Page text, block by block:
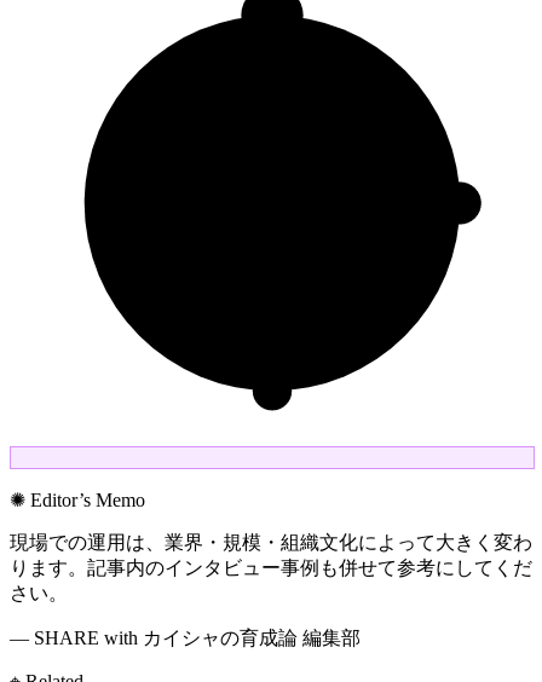
✺ Editor’s Memo
現場での運用は、業界・規模・組織文化によって大きく変わ
ります。記事内のインタビュー事例も併せて参考にしてくだ
さい。
— SHARE with カイシャの育成論 編集部